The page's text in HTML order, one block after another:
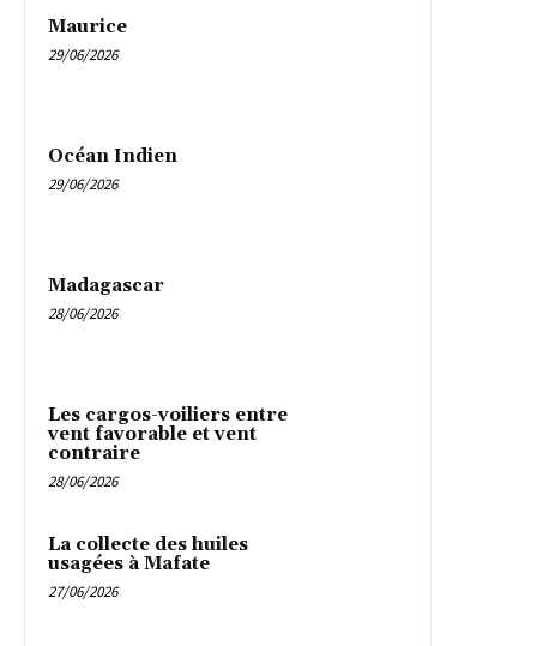
Maurice
29/06/2026
Océan Indien
29/06/2026
Madagascar
28/06/2026
Les cargos-voiliers entre
vent favorable et vent
contraire
28/06/2026
La collecte des huiles
usagées à Mafate
27/06/2026